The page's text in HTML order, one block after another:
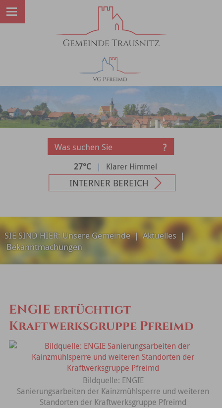
27°C | Klarer Himmel
INTERNER BEREICH
SIE SIND HIER:Unsere Gemeinde|Aktuelles |
Bekanntmachungen
ENGIE ertüchtigt
Kraftwerksgruppe Pfreimd
Bildquelle: ENGIE
Sanierungsarbeiten der Kainzmühlsperre und weiteren
Standorten der Kraftwerksgruppe Pfreimd